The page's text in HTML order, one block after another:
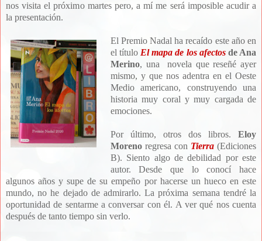
nos visita el próximo martes pero, a mí me será imposible acudir a
la presentación.
El Premio Nadal ha recaído este año en
el título El mapa de los afectosde Ana
Merino, una novela que reseñé ayer
mismo, y que nos adentra en el Oeste
Medio americano, construyendo una
historia muy coral y muy cargada de
emociones.
Por último, otros dos libros. Eloy
Morenoregresa con Tierra(Ediciones
B). Siento algo de debilidad por este
autor. Desde que lo conocí hace
algunos años y supe de su empeño por hacerse un hueco en este
mundo, no he dejado de admirarlo. La próxima semana tendré la
oportunidad de sentarme a conversar con él. A ver qué nos cuenta
después de tanto tiempo sin verlo.